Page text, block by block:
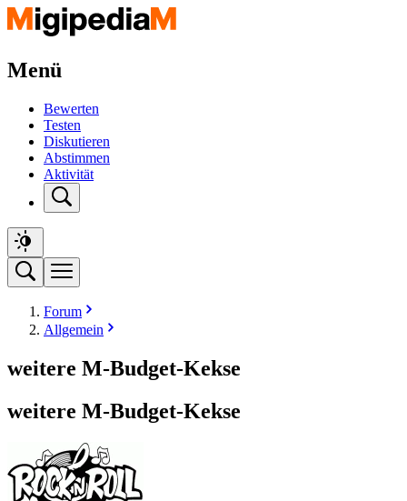
Menü
Bewerten
Testen
Diskutieren
Abstimmen
Aktivität
Forum
Allgemein
weitere M-Budget-Kekse
weitere M-Budget-Kekse